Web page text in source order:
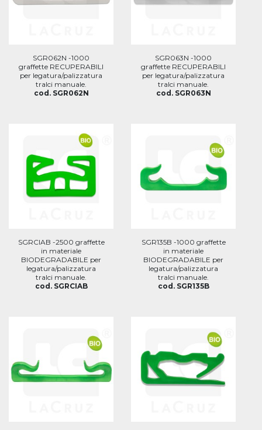
SGR062N -1000
graffette RECUPERABILI
per legatura/palizzatura
tralci manuale.
cod. SGR062N
SGR063N -1000
graffette RECUPERABILI
per legatura/palizzatura
tralci manuale.
cod. SGR063N
SGRCIAB -2500 graffette
in materiale
BIODEGRADABILE per
legatura/palizzatura
tralci manuale.
cod. SGRCIAB
SGR135B -1000 graffette
in materiale
BIODEGRADABILE per
legatura/palizzatura
tralci manuale.
cod. SGR135B